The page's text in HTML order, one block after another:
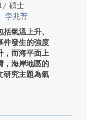
碩士
李兆芳
氣溫上升、
件發生的強度
，而海平面上
，海岸地區的
研究主題為氣